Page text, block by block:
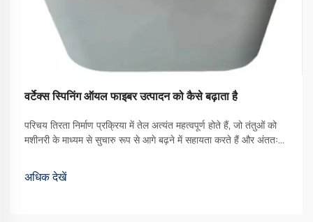
वर्टेक्स स्पिनिंग ऑयल फाइबर उत्पादन को कैसे बढ़ाता है
परिचय तिरता निर्माण प्रक्रिया में तेल अत्यंत महत्वपूर्ण होते हैं, जो तंतुओं को
मशीनरी के माध्यम से सुचारु रूप से आगे बढ़ने में सहायता करते हैं और अंततः
वॉर्टेक्स स्पिनिंग ऑयल एक प्रकार का ... बन गया है
अधिक देखें